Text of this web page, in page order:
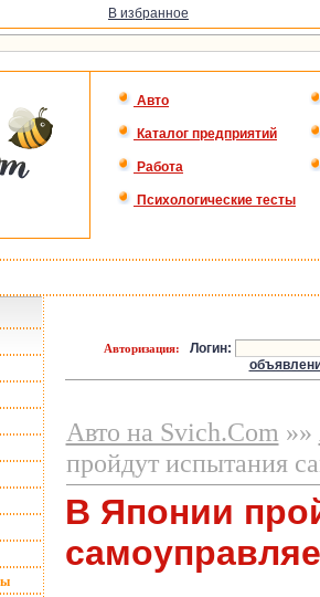
В избранное
Авто
Каталог предприятий
Работа
Психологические тесты
Авторизация:
Логин:
Авто на Svich.Com »»
пройдут испытания
В Японии